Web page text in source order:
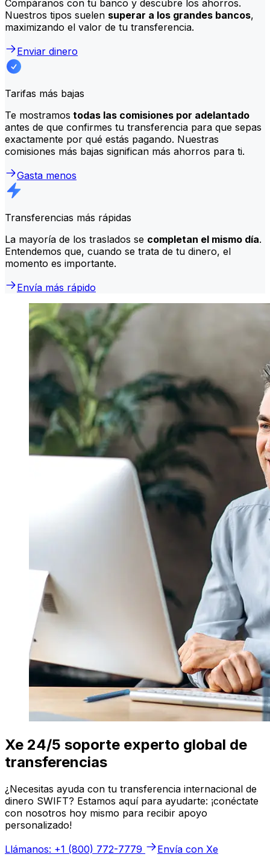
Compáranos con tu banco y descubre los ahorros.
Nuestros tipos suelen superar a los grandes bancos,
maximizando el valor de tu transferencia.
Enviar dinero
Tarifas más bajas
Te mostramos todas las comisiones por adelantado
antes de que confirmes tu transferencia para que sepas
exactamente por qué estás pagando. Nuestras
comisiones más bajas significan más ahorros para ti.
Gasta menos
Transferencias más rápidas
La mayoría de los traslados se completan el mismo día.
Entendemos que, cuando se trata de tu dinero, el
momento es importante.
Envía más rápido
Xe 24/5 soporte experto global de
transferencias
¿Necesitas ayuda con tu transferencia internacional de
dinero SWIFT? Estamos aquí para ayudarte: ¡conéctate
con nosotros hoy mismo para recibir apoyo
personalizado!
Llámanos: +1 (800) 772-7779
Envía con Xe